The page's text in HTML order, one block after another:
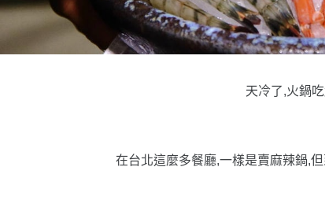
天冷了,火鍋
在台北這麼多餐廳,一樣是賣麻辣鍋,